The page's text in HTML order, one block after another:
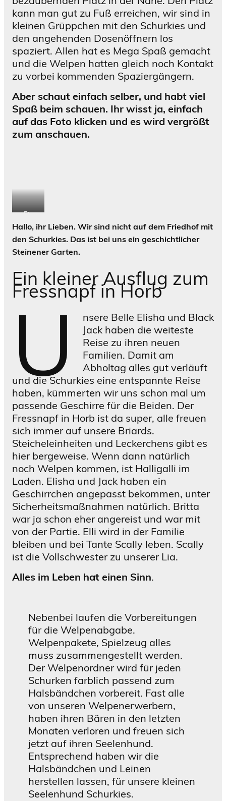
kann man gut zu Fuß erreichen, wir sind in
kleinen Grüppchen mit den Schurkies und
den angehenden Dosenöffnern los
spaziert. Allen hat es Mega Spaß gemacht
und die Welpen hatten gleich noch Kontakt
zu vorbei kommenden Spaziergängern.
Aber schaut einfach selber, und habt viel
Spaß beim schauen. Ihr wisst ja, einfach
auf das Foto klicken und es wird vergrößt
zum anschauen.
Ein
schöne
s Foto,
im
rund
links
Schurk
Hallo, ihr Lieben. Wir sind nicht auf dem Friedhof mit
den Schurkies. Das ist bei uns ein geschichtlicher
Steinener Garten.
Ein kleiner Ausflug zum
Fressnapf in Horb
U
nsere Belle Elisha und Black
Jack haben die weiteste
Reise zu ihren neuen
Familien. Damit am
Abholtag alles gut verläuft
und die Schurkies eine entspannte Reise
haben, kümmerten wir uns schon mal um
passende Geschirre für die Beiden. Der
Fressnapf in Horb ist da super, alle freuen
sich immer auf unsere Briards.
Steicheleinheiten und Leckerchens gibt es
hier bergeweise. Wenn dann natürlich
noch Welpen kommen, ist Halligalli im
Laden. Elisha und Jack haben ein
Geschirrchen angepasst bekommen, unter
Sicherheitsmaßnahmen natürlich. Britta
war ja schon eher angereist und war mit
von der Partie. Elli wird in der Familie
bleiben und bei Tante Scally leben. Scally
ist die Vollschwester zu unserer Lia.
Alles im Leben hat einen Sinn.
Nebenbei laufen die Vorbereitungen
für die Welpenabgabe.
Welpenpakete, Spielzeug alles
muss zusammengestellt werden.
Der Welpenordner wird für jeden
Schurken farblich passend zum
Halsbändchen vorbereit. Fast alle
von unseren Welpenerwerbern,
haben ihren Bären in den letzten
Monaten verloren und freuen sich
jetzt auf ihren Seelenhund.
Entsprechend haben wir die
Halsbändchen und Leinen
herstellen lassen, für unsere kleinen
Seelenhund Schurkies.